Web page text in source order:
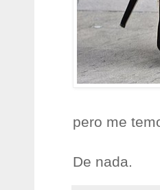
pero me
De nada.